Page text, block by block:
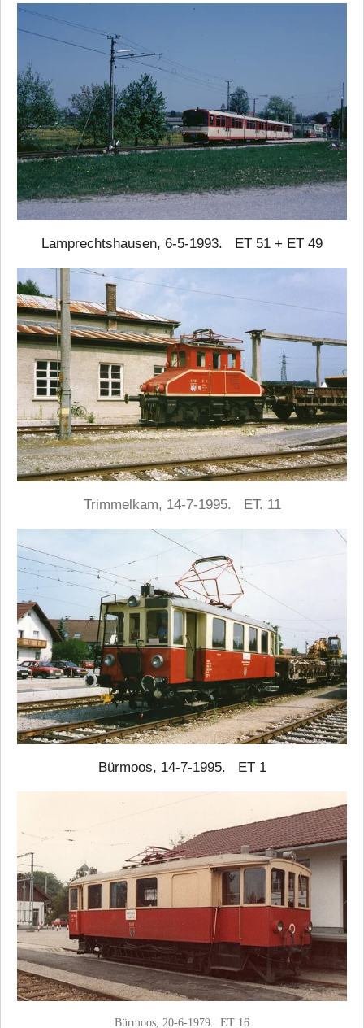
Lamprechtshausen, 6-5-1993. ET 51 + ET 49
Trimmelkam, 14-7-1995. ET. 11
Bürmoos, 14-7-1995. ET 1
Bürmoos, 20-6-1979. ET 16